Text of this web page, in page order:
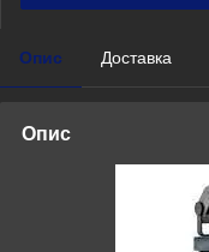
Опис Доставка
Опис